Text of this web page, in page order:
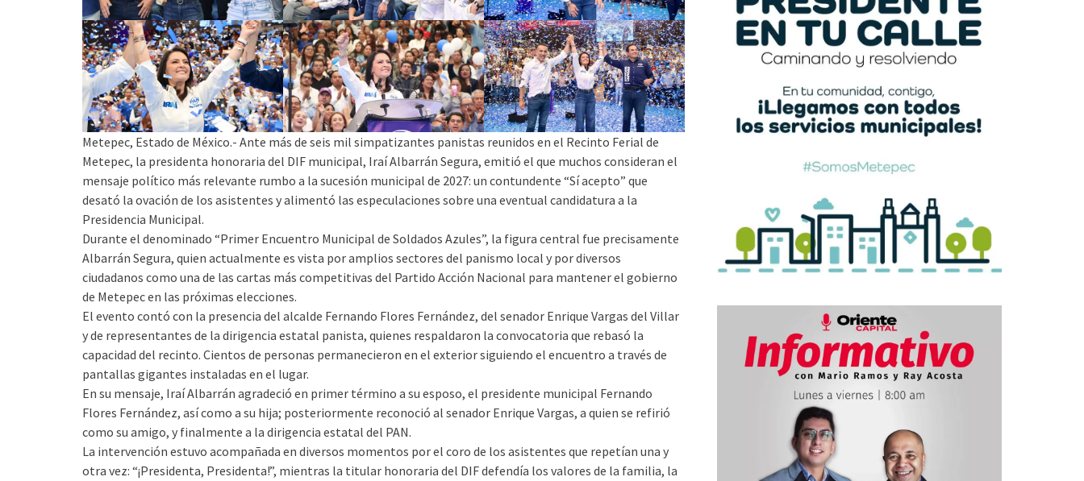
Metepec, Estado de México.- Ante más de seis mil simpatizantes panistas reunidos en el Recinto Ferial de
Metepec, la presidenta honoraria del DIF municipal, Iraí Albarrán Segura, emitió el que muchos consideran el
mensaje político más relevante rumbo a la sucesión municipal de 2027: un contundente “Sí acepto” que
desató la ovación de los asistentes y alimentó las especulaciones sobre una eventual candidatura a la
Presidencia Municipal.
Durante el denominado “Primer Encuentro Municipal de Soldados Azules”, la figura central fue precisamente
Albarrán Segura, quien actualmente es vista por amplios sectores del panismo local y por diversos
ciudadanos como una de las cartas más competitivas del Partido Acción Nacional para mantener el gobierno
de Metepec en las próximas elecciones.
El evento contó con la presencia del alcalde Fernando Flores Fernández, del senador Enrique Vargas del Villar
y de representantes de la dirigencia estatal panista, quienes respaldaron la convocatoria que rebasó la
capacidad del recinto. Cientos de personas permanecieron en el exterior siguiendo el encuentro a través de
pantallas gigantes instaladas en el lugar.
En su mensaje, Iraí Albarrán agradeció en primer término a su esposo, el presidente municipal Fernando
Flores Fernández, así como a su hija; posteriormente reconoció al senador Enrique Vargas, a quien se refirió
como su amigo, y finalmente a la dirigencia estatal del PAN.
La intervención estuvo acompañada en diversos momentos por el coro de los asistentes que repetían una y
otra vez: “¡Presidenta, Presidenta!”, mientras la titular honoraria del DIF defendía los valores de la familia, la